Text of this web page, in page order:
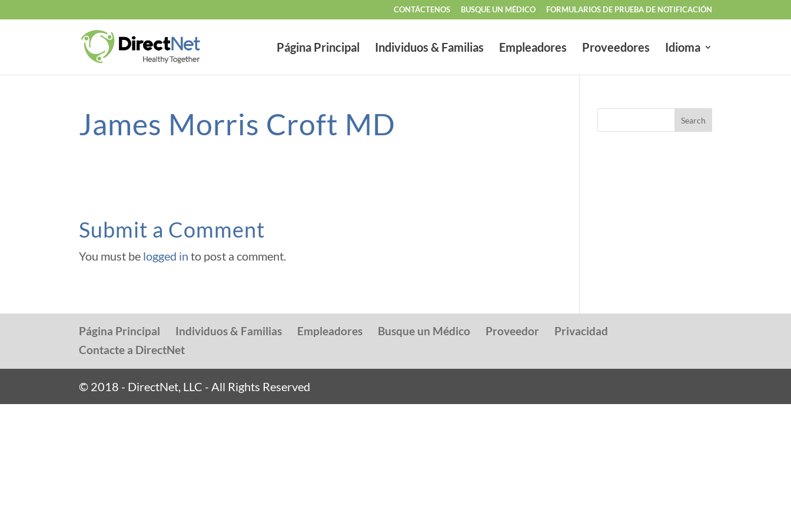
CONTÁCTENOS BUSQUE UN MÉDICO FORMULARIOS DE PRUEBA DE NOTIFICACIÓN
Página Principal Individuos & Familias Empleadores Proveedores Idioma
James Morris Croft MD
Submit a Comment
You must be logged in to post a comment.
Página Principal Individuos & Familias Empleadores Busque un Médico Proveedor
Privacidad
Contacte a DirectNet
© 2018 - DirectNet, LLC - All Rights Reserved